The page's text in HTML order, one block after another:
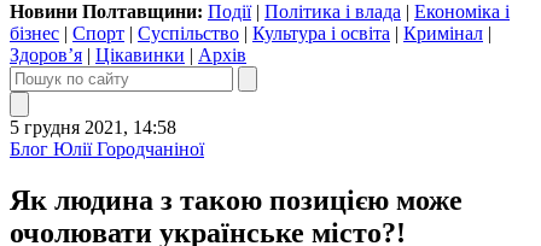
Новини Полтавщини: Події| Політика і влада | Економіка і
бізнес | Спорт | Суспільство | Культура і освіта | Кримінал |
Здоров’я | Цікавинки | Архів
5 грудня 2021, 14:58
Блог Юлії Городчаніної
Як людина з такою позицією може
очолювати українське місто?!